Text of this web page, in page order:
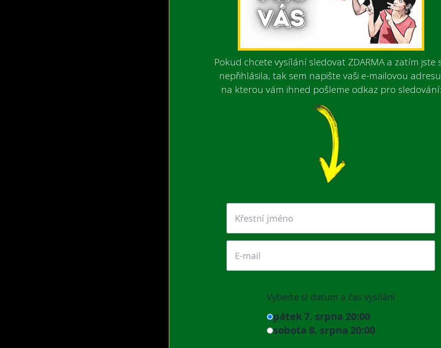
Pokud chcete vysílání sledovat ZDARMA a zatím jste
nepřihlásila, tak sem napište vaši e-mailovou
na kterou vám ihned pošleme odkaz pro sledování: